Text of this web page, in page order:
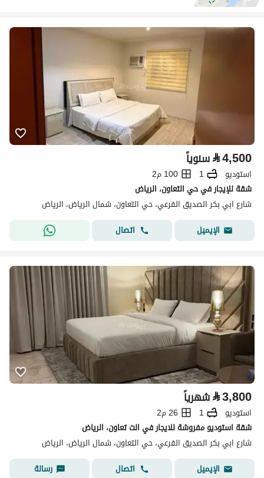
⃁4,500 سنوياً
استوديو 1
100 م2
شقة للإيجار في حي التعاون، الرياض
شارع ابي بكر الصديق الفرعي، حي التعاون، شمال الرياض، الرياض
الإيميل
اتصال
⃁3,800 شهرياً
استوديو 1
26 م2
شقة استوديو مفروشة للايجار في الت تعاون، الرياض
شارع ابي بكر الصديق الفرعي، حي التعاون، شمال الرياض، الرياض
الإيميل
اتصال رسالة